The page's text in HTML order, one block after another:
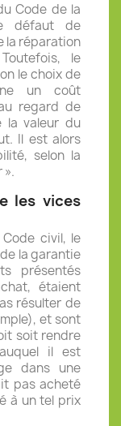
Code de la
défaut de
la réparation
le
le choix de
un coût
regard de
la valeur du
Il est alors
selon la
».
les vices
civil, le
la garantie
présentés
étaient
résulter de
et sont
soit rendre
il est
dans une
pas acheté
à un tel prix